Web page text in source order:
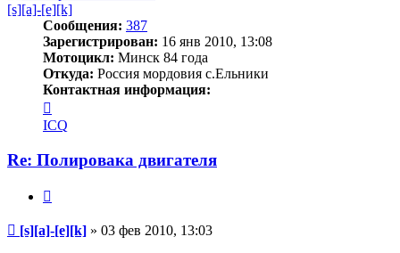
[s][a]-[e][k]
Сообщения: 387
Зарегистрирован: 16 янв 2010, 13:08
Мотоцикл: Минск 84 года
Откуда: Россия мордовия с.Ельники
Контактная информация:
информация
пользователя
[a]-
[k]
ICQ
Re: Полировака двигателя
Сообщение
[s][a]-[e][k] » 03 фев 2010, 13:03